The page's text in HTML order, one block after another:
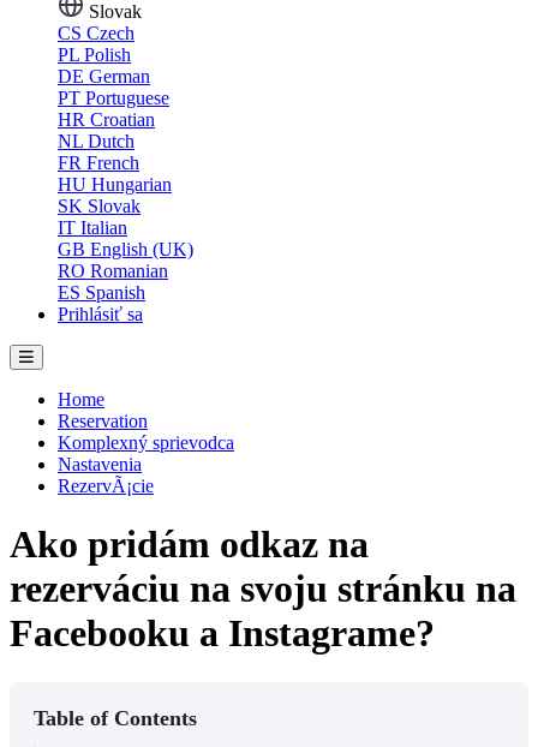
Slovak
CS Czech
PL Polish
DE German
PT Portuguese
HR Croatian
NL Dutch
FR French
HU Hungarian
SK Slovak
IT Italian
GB English (UK)
RO Romanian
ES Spanish
Prihlásiť sa
Home
Reservation
Komplexný sprievodca
Nastavenia
RezervÃ¡cie
Ako pridám odkaz na
rezerváciu na svoju stránku na
Facebooku a Instagrame?
Table of Contents